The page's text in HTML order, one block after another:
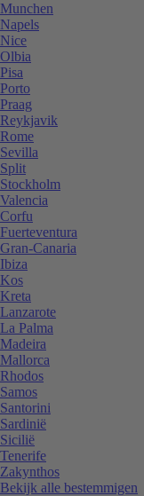
Munchen
Napels
Nice
Olbia
Pisa
Porto
Praag
Reykjavik
Rome
Sevilla
Split
Stockholm
Valencia
Corfu
Fuerteventura
Gran-Canaria
Ibiza
Kos
Kreta
Lanzarote
La Palma
Madeira
Mallorca
Rhodos
Samos
Santorini
Sardinië
Sicilië
Tenerife
Zakynthos
Bekijk alle bestemmigen